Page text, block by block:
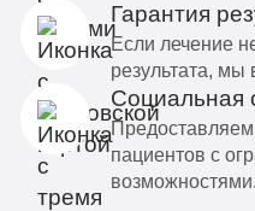
Гарантия
Если лечение
результата,
Социальная
пациентов с
возможностями.